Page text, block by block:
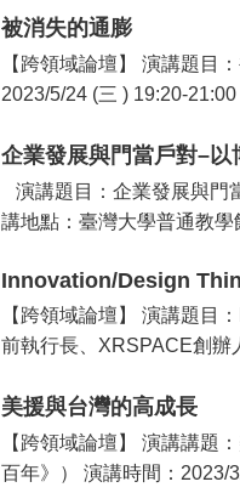
被消失的通膨
【跨領域論壇】 演講題目
2023/5/24 (三 ) 19:20-
企業發展與門當戶對–以
演講題目：企業發展與門
講地點：臺灣大學普通教
Innovation/Design
【跨領域論壇】 演講題目
前執行長、XRSPACE創辦
美援與台灣的高成長
【跨領域論壇】 演講講題
百年》） 演講時間：2023/